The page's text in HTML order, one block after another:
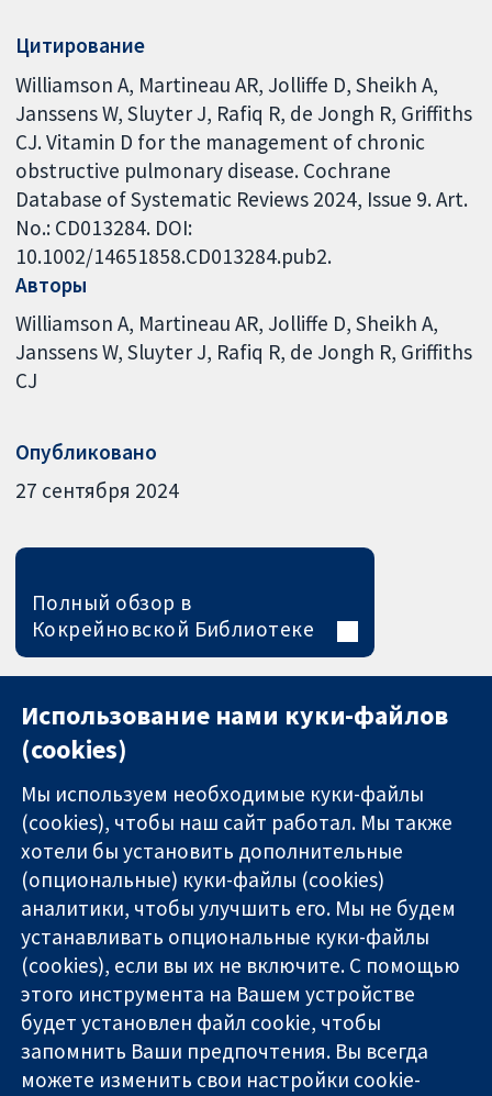
Цитирование
Williamson A, Martineau AR, Jolliffe D, Sheikh A,
Janssens W, Sluyter J, Rafiq R, de Jongh R, Griffiths
CJ. Vitamin D for the management of chronic
obstructive pulmonary disease. Cochrane
Database of Systematic Reviews 2024, Issue 9. Art.
No.: CD013284. DOI:
10.1002/14651858.CD013284.pub2.
Авторы
Williamson A Martineau AR Jolliffe D Sheikh A
Janssens W Sluyter J Rafiq R de Jongh R Griffiths
CJ
Опубликовано
27 сентября 2024
Полный обзор в
Кокрейновской Библиотеке
Надёжные
доказательства
Информированные
решения
Во благо
здоровья
11-13 Cavendish
Square
London
W1G 0AN
United Kingdom
Связаться с
нами
Новости
Пресс-
служба
О нас
Работа
Использование нами куки-файлов
(cookies)
Мы используем необходимые куки-файлы
(cookies), чтобы наш сайт работал. Мы также
хотели бы установить дополнительные
(опциональные) куки-файлы (cookies)
аналитики, чтобы улучшить его. Мы не будем
устанавливать опциональные куки-файлы
(cookies), если вы их не включите. С помощью
этого инструмента на Вашем устройстве
будет установлен файл cookie, чтобы
запомнить Ваши предпочтения. Вы всегда
можете изменить свои настройки cookie-